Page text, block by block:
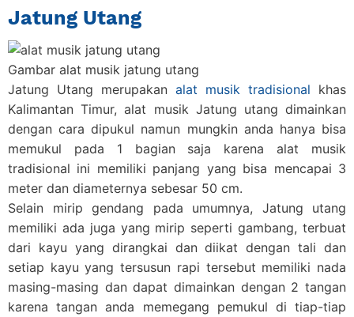
Jatung Utang
Gambar alat musik jatung utang
Jatung Utang merupakan alat musik tradisional khas
Kalimantan Timur, alat musik Jatung utang dimainkan
dengan cara dipukul namun mungkin anda hanya bisa
memukul pada 1 bagian saja karena alat musik
tradisional ini memiliki panjang yang bisa mencapai 3
meter dan diameternya sebesar 50 cm.
Selain mirip gendang pada umumnya, Jatung utang
memiliki ada juga yang mirip seperti gambang, terbuat
dari kayu yang dirangkai dan diikat dengan tali dan
setiap kayu yang tersusun rapi tersebut memiliki nada
masing-masing dan dapat dimainkan dengan 2 tangan
karena tangan anda memegang pemukul di tiap-tiap